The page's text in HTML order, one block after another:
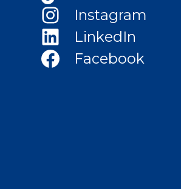
Instagram
LinkedIn
Facebook